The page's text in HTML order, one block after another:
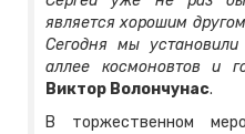
является хорошим
Сегодня мы
аллее космоновтов и
Виктор Волончунас.
В торжественном